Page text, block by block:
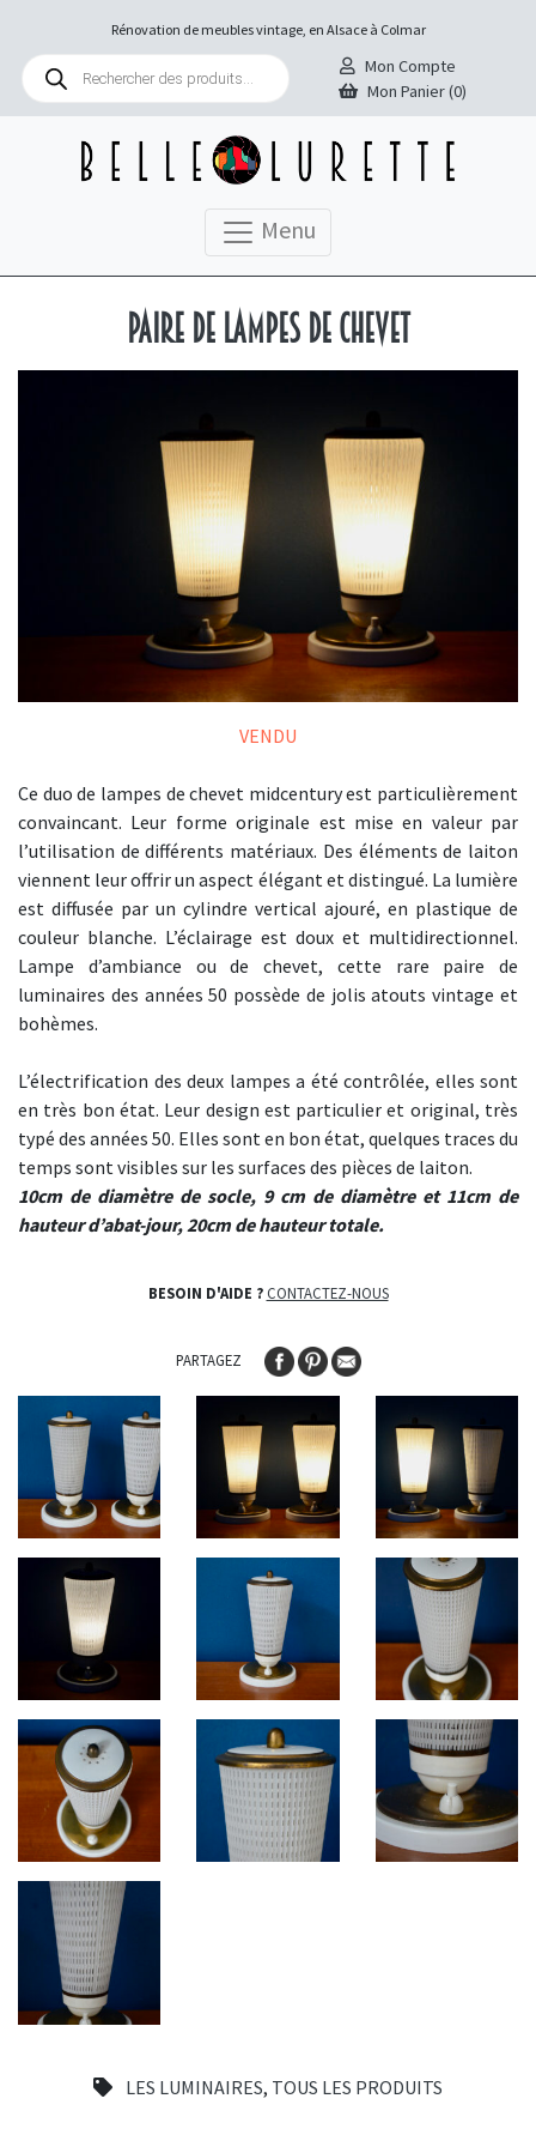
Rénovation de meubles vintage, en Alsace à Colmar
Recherche
produits
Mon Compte
Mon Panier (0)
Menu
LES LUMINAIRES, TOUS LES PRODUITS
Paire de lampes de chevet
VENDU
Ce duo de lampes de chevet midcentury est particulièrement
convaincant. Leur forme originale est mise en valeur par
l’utilisation de différents matériaux. Des éléments de laiton
viennent leur offrir un aspect élégant et distingué. La lumière
est diffusée par un cylindre vertical ajouré, en plastique de
couleur blanche. L’éclairage est doux et multidirectionnel.
Lampe d’ambiance ou de chevet, cette rare paire de
luminaires des années 50 possède de jolis atouts vintage et
bohèmes.
L’électrification des deux lampes a été contrôlée, elles sont
en très bon état. Leur design est particulier et original, très
typé des années 50. Elles sont en bon état, quelques traces du
temps sont visibles sur les surfaces des pièces de laiton.
10cm de diamètre de socle, 9 cm de diamètre et 11cm de
hauteur d’abat-jour, 20cm de hauteur totale.
BESOIN D'AIDE ? CONTACTEZ-NOUS
PARTAGEZ